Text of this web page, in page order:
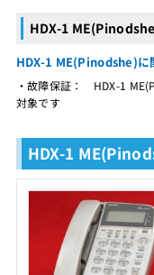
HDX-1
HDX-1 ME(Pinodshe)に
・故障保証： HDX-1
対象です
HDX-1